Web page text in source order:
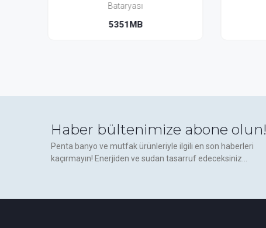
Lavabo Bataryası
5351H-MB
Haber bültenimize abone olun!
Penta banyo ve mutfak ürünleriyle ilgili en son haberleri
kaçırmayın! Enerjiden ve sudan tasarruf edeceksiniz...